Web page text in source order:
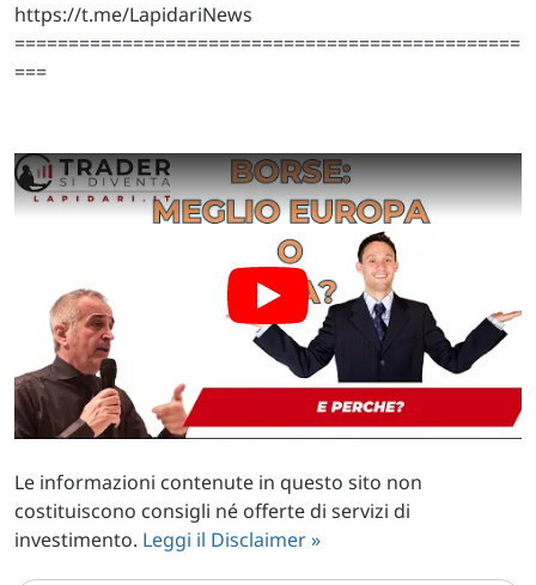
https://t.me/LapidariNews
===============================================
===
Le informazioni contenute in questo sito non
costituiscono consigli né offerte di servizi di
investimento. Leggi il Disclaimer »